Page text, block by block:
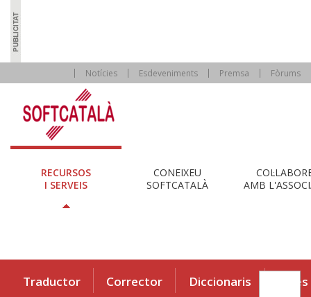
Notícies Esdeveniments Premsa Fòrums
RECURSOS
I SERVEIS
CONEIXEU
SOFTCATALÀ
AMB
Traductor Corrector Diccionaris Eines